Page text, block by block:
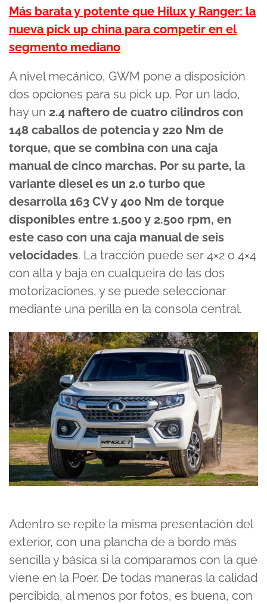
Más barata y potente que Hilux y Ranger: la
nueva pick up china para competir en el
segmento mediano
A nivel mecánico, GWM pone a disposición
dos opciones para su pick up. Por un lado,
hay un 2.4 naftero de cuatro cilindros con
148 caballos de potencia y 220 Nm de
torque, que se combina con una caja
manual de cinco marchas. Por su parte, la
variante diesel es un 2.0 turbo que
desarrolla 163 CV y 400 Nm de torque
disponibles entre 1.500 y 2.500 rpm, en
este caso con una caja manual de seis
velocidades. La tracción puede ser 4×2 o 4×4
con alta y baja en cualqueira de las dos
motorizaciones, y se puede seleccionar
mediante una perilla en la consola central.
Adentro se repite la misma presentación del
exterior, con una plancha de a bordo más
sencilla y básica si la comparamos con la que
viene en la Poer. De todas maneras la calidad
percibida, al menos por fotos, es buena, con